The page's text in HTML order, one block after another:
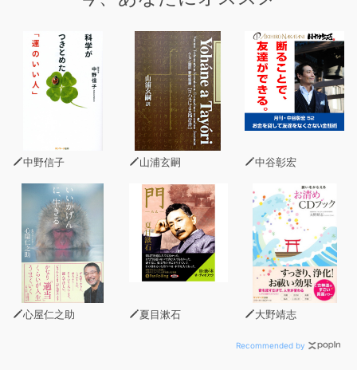
中野信子 山浦玄嗣 中谷彰宏
心屋仁之助 夏目漱石 大野靖志
Recommended by